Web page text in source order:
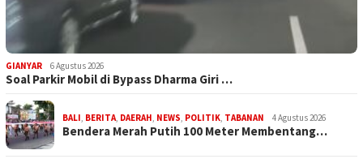
GIANYAR 6 Agustus 2026
Soal Parkir Mobil di Bypass Dharma Giri …
BALI, BERITA, DAERAH, NEWS, POLITIK, TABANAN 4 Agustus 2026
Bendera Merah Putih 100 Meter Membentang…